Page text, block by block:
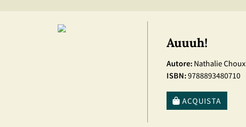
Auuuh!
Autore: Nathalie Choux
ISBN:9788893480710
ACQUISTA